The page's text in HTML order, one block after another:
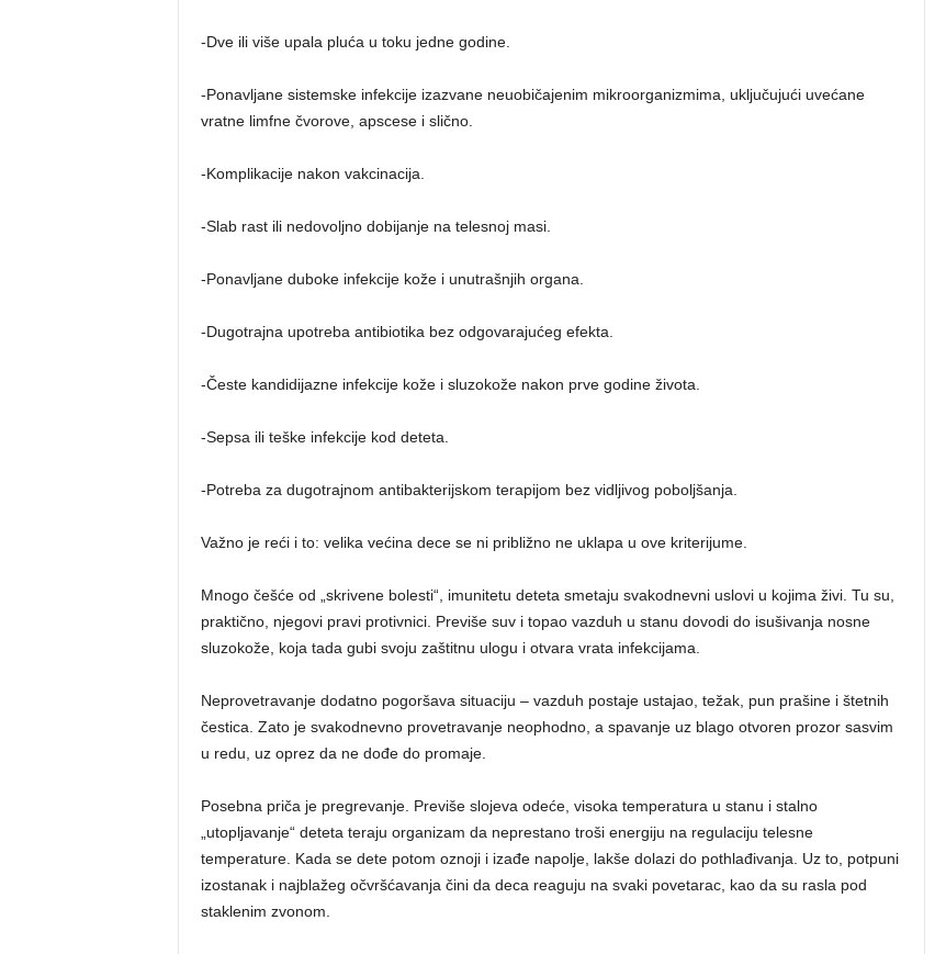
-Dve ili više upala pluća u toku jedne godine.
-Ponavljane sistemske infekcije izazvane neuobičajenim mikroorganizmima, uključujući uvećane
vratne limfne čvorove, apscese i slično.
-Komplikacije nakon vakcinacija.
-Slab rast ili nedovoljno dobijanje na telesnoj masi.
-Ponavljane duboke infekcije kože i unutrašnjih organa.
-Dugotrajna upotreba antibiotika bez odgovarajućeg efekta.
-Česte kandidijazne infekcije kože i sluzokože nakon prve godine života.
-Sepsa ili teške infekcije kod deteta.
-Potreba za dugotrajnom antibakterijskom terapijom bez vidljivog poboljšanja.
Važno je reći i to: velika većina dece se ni približno ne uklapa u ove kriterijume.
Mnogo češće od „skrivene bolesti“, imunitetu deteta smetaju svakodnevni uslovi u kojima živi. Tu su,
praktično, njegovi pravi protivnici. Previše suv i topao vazduh u stanu dovodi do isušivanja nosne
sluzokože, koja tada gubi svoju zaštitnu ulogu i otvara vrata infekcijama.
Neprovetravanje dodatno pogoršava situaciju – vazduh postaje ustajao, težak, pun prašine i štetnih
čestica. Zato je svakodnevno provetravanje neophodno, a spavanje uz blago otvoren prozor sasvim
u redu, uz oprez da ne dođe do promaje.
Posebna priča je pregrevanje. Previše slojeva odeće, visoka temperatura u stanu i stalno
„utopljavanje“ deteta teraju organizam da neprestano troši energiju na regulaciju telesne
temperature. Kada se dete potom oznoji i izađe napolje, lakše dolazi do pothlađivanja. Uz to, potpuni
izostanak i najblažeg očvršćavanja čini da deca reaguju na svaki povetarac, kao da su rasla pod
staklenim zvonom.